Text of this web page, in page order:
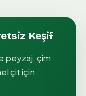
Keşif
peyzaj, çim
çit için